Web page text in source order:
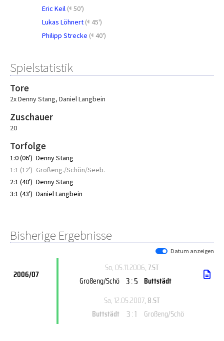
Eric Keil ( 50')
Lukas Löhnert ( 45')
Philipp Strecke ( 40')
Spielstatistik
Tore
2x Denny Stang, Daniel Langbein
Zuschauer
20
Torfolge
1:0 (06') Denny Stang
1:1 (12') Großeng./Schön/Seeb.
2:1 (40') Denny Stang
3:1 (43') Daniel Langbein
Bisherige Ergebnisse
Datum anzeigen
2006/07
So, 05.11.2006, 7.ST
Großeng/Schö 3 : 5 Buttstädt
Sa, 12.05.2007, 8.ST
Buttstädt 3 : 1 Großeng/Schö